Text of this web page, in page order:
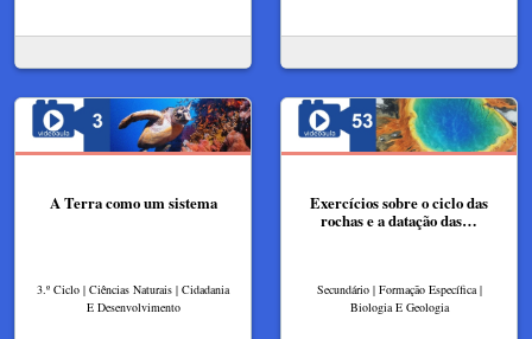
A Terra como um sistema
3.º Ciclo | Ciências Naturais | Cidadania
E Desenvolvimento
Exercícios sobre o ciclo das
rochas e a datação das…
Secundário | Formação Específica |
Biologia E Geologia